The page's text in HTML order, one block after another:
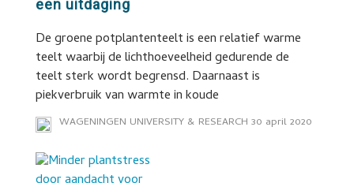
een uitdaging
De groene potplantenteelt is een relatief warme
teelt waarbij de lichthoeveelheid gedurende de
teelt sterk wordt begrensd. Daarnaast is
piekverbruik van warmte in koude
WAGENINGEN UNIVERSITY & RESEARCH 30 april 2020